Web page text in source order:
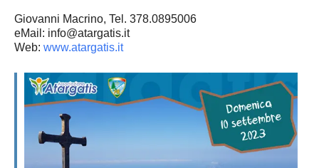
Giovanni Macrino, Tel. 378.0895006
eMail: info@atargatis.it
Web: www.atargatis.it